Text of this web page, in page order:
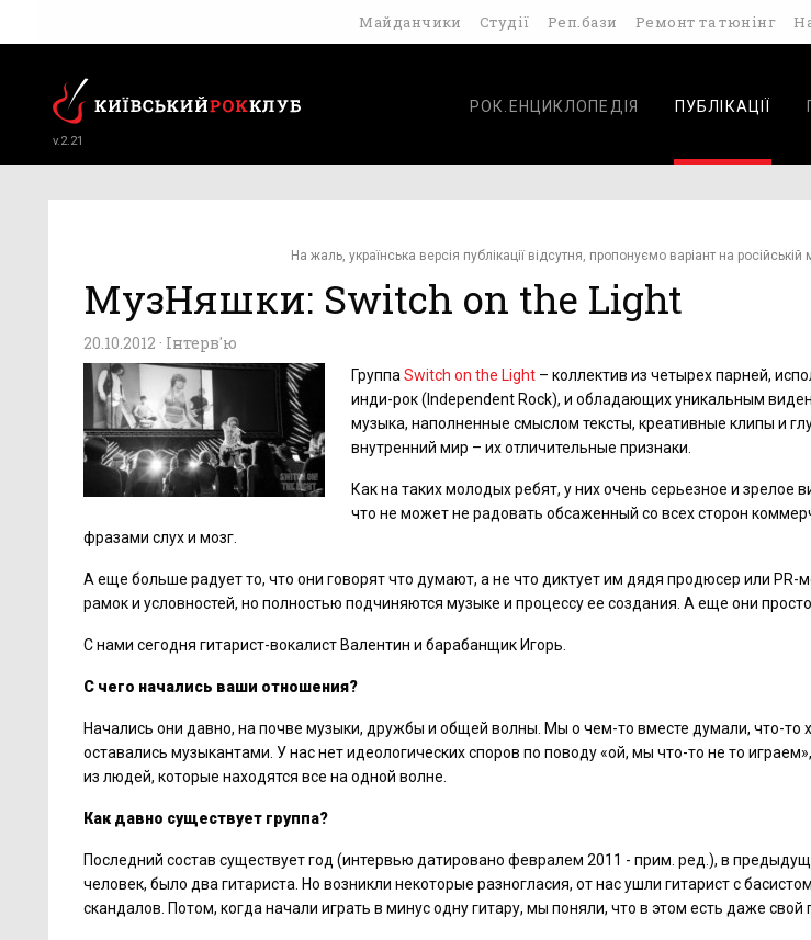
Майданчики Студії Реп.бази Ремонт та тюнінг
v.2.21
РОК.ЕНЦИКЛОПЕДІЯ ПУБЛІКАЦІЇ
На жаль, українська версія публікації відсутня, пропонуємо варіант на російській
МузНяшки: Switch on the Light
20.10.2012 · Інтерв'ю
Группа Switch on the Light – коллектив из четырех парней,
инди-рок (Independent Rock), и обладающих уникальным
музыка, наполненные смыслом тексты, креативные клипы и
внутренний мир – их отличительные признаки.
Как на таких молодых ребят, у них очень серьезное и зрелое
что не может не радовать обсаженный со всех сторон
фразами слух и мозг.
А еще больше радует то, что они говорят что думают, а не что диктует им дядя продюсер или
рамок и условностей, но полностью подчиняются музыке и процессу ее создания. А еще они
С нами сегодня гитарист-вокалист Валентин и барабанщик Игорь.
С чего начались ваши отношения?
Начались они давно, на почве музыки, дружбы и общей волны. Мы о чем-то вместе думали, что-то
оставались музыкантами. У нас нет идеологических споров по поводу «ой, мы что-то не то
из людей, которые находятся все на одной волне.
Как давно существует группа?
Последний состав существует год (интервью датировано февралем 2011 - прим. ред.), в
человек, было два гитариста. Но возникли некоторые разногласия, от нас ушли гитарист с
скандалов. Потом, когда начали играть в минус одну гитару, мы поняли, что в этом есть даже свой